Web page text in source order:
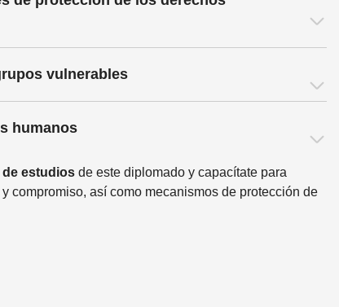
vulnerables
humanos
de estudios de este diplomado y capacítate para
compromiso, así como mecanismos de protección de